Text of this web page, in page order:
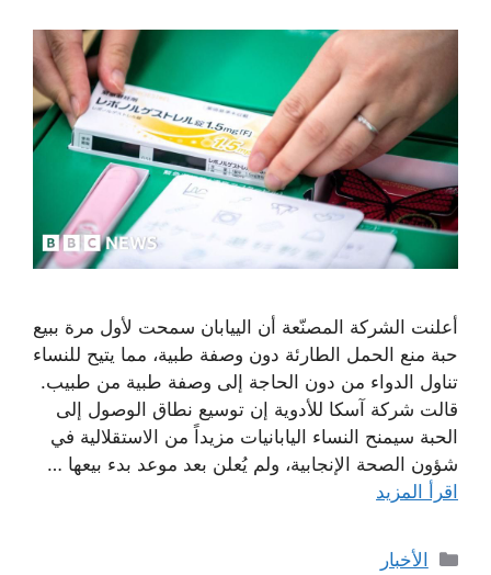
أعلنت الشركة المصنّعة أن الييابان سمحت لأول مرة ببيع
حبة منع الحمل الطارئة دون وصفة طبية، مما يتيح للنساء
تناول الدواء من دون الحاجة إلى وصفة طبية من طبيب.
قالت شركة آسكا للأدوية إن توسيع نطاق الوصول إلى
الحبة سيمنح النساء اليابانيات مزيداً من الاستقلالية في
شؤون الصحة الإنجابية، ولم يُعلن بعد موعد بدء بيعها …
اقرأ المزيد
التصنيفات
الأخبار